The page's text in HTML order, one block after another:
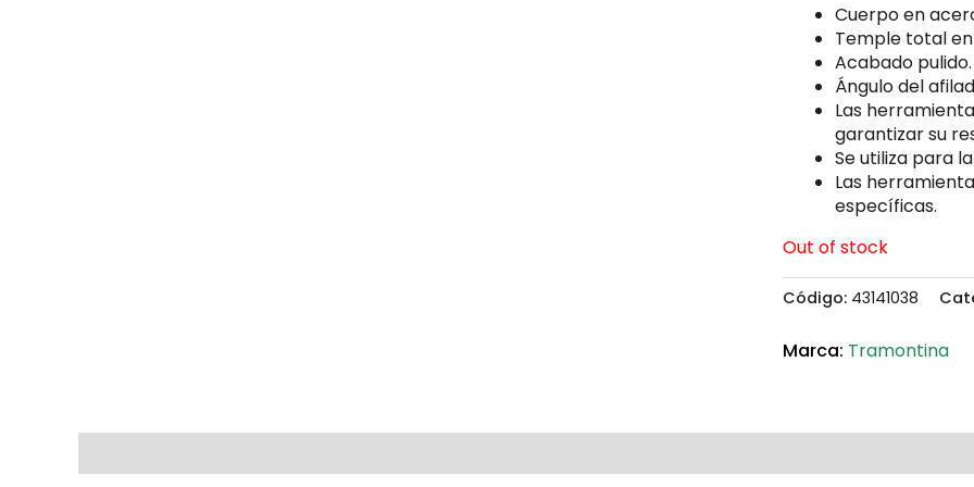
Cuerpo en
Temple total
Acabado pulido.
Ángulo del
Las
garantizar su
Se utiliza para
Las
específicas.
Out of stock
Código: 43141038
Tramontina